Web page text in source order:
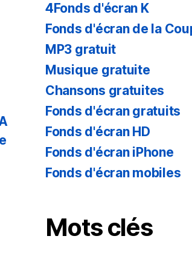
4Fonds d'écran K
Fonds d'écran de la
MP3 gratuit
Musique gratuite
Chansons gratuites
Fonds d'écran gratuits
Fonds d'écran HD
Fonds d'écran iPhone
Fonds d'écran mobiles
Mots clés